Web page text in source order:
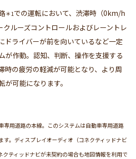
＊1での運転において、渋滞時（0km/h
ルーズコントロールおよびレーントレ
ドライバーが前を向いているなど一定
が作動。認知、判断、操作を支援する
時の疲労の軽減が可能となり、より周
可能になります。
専用道路の本線。このシステムは自動車専用道路
。ディスプレイオーディオ（コネクティッドナビ
ティッドナビが未契約の場合も地図情報を利用で